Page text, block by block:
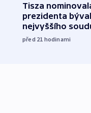
Tisza
prezidenta
nejvyššího
před 21 hodinami